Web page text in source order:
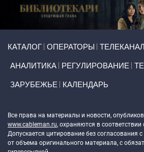
КАТАЛОГ ОПЕРАТОРЫ
АНАЛИТИКА РЕГУЛИРОВАНИЕ
ЗАРУБЕЖЬЕ КАЛЕНДАРЬ
Все права на материалы и новости,
www.cableman.ru, охраняются в
Допускается цитирование без согласования
от объема оригинального материала, с